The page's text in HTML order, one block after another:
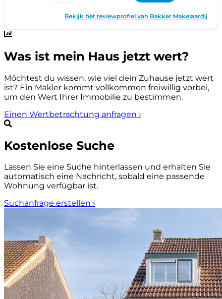
Was ist mein Haus jetzt wert?
Möchtest du wissen, wie viel dein Zuhause jetzt wert
ist? Ein Makler kommt vollkommen freiwillig vorbei,
um den Wert Ihrer Immobilie zu bestimmen.
Einen Wertbetrachtung anfragen ›
Kostenlose Suche
Lassen Sie eine Suche hinterlassen und erhalten Sie
automatisch eine Nachricht, sobald eine passende
Wohnung verfügbar ist.
Suchanfrage erstellen ›